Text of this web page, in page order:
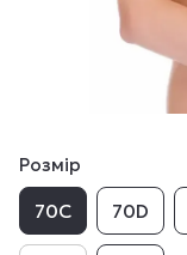
Розмір
70C 70D